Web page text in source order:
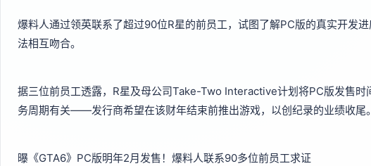
爆料人通过领英联系了超过90位R星的前员工，试图了解PC版的真实开发
法相互吻合。
据三位前员工透露，R星及母公司Take-Two Interactive计划将PC版发售
务周期有关——发行商希望在该财年结束前推出游戏，以创纪录的业绩收尾。
曝《GTA6》PC版明年2月发售！爆料人联系90多位前员工求证